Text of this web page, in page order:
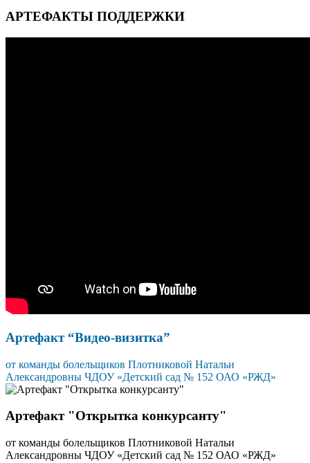
АРТЕФАКТЫ ПОДДЕРЖКИ
Артефакт “Видео-визитка”
от команды болельщиков Плотниковой Натальи
Александровны ЧДОУ «Детский сад № 152 ОАО «РЖД»
Артефакт "Открытка конкурсанту"
от команды болельщиков Плотниковой Натальи
Александровны ЧДОУ «Детский сад № 152 ОАО «РЖД»